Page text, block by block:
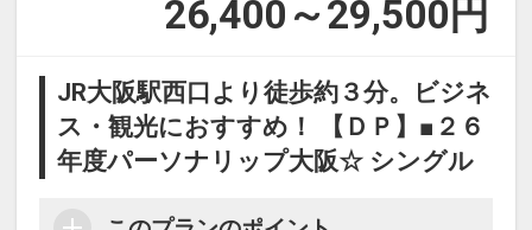
26,400～29,500 円
JR大阪駅西口より徒歩約３分。ビジネ
ス・観光におすすめ！ 【ＤＰ】■２６
年度パーソナリップ大阪☆ シングル